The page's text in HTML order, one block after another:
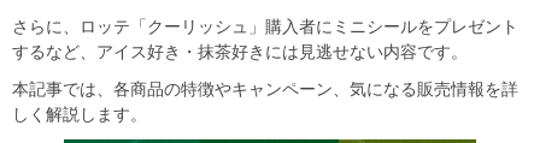
さらに、ロッテ「クーリッシュ」購入者にミニシールをプレゼント
するなど、アイス好き・抹茶好きには見逃せない内容です。
本記事では、各商品の特徴やキャンペーン、気になる販売情報を詳
しく解説します。